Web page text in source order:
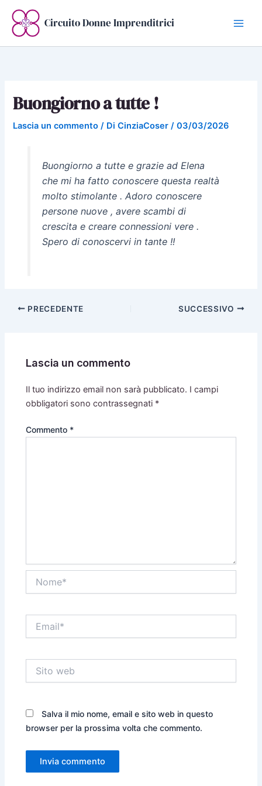
contenuto
Circuito Donne Imprenditrici
Buongiorno a tutte !
Lascia un commento / DiCinziaCoser/03/03/2026
Buongiorno a tutte e grazie ad Elena
che mi ha fatto conoscere questa realtà
molto stimolante . Adoro conoscere
persone nuove , avere scambi di
crescita e creare connessioni vere .
Spero di conoscervi in tante !!
PRECEDENTE SUCCESSIVO
Lascia un commento
Il tuo indirizzo email non sarà pubblicato. I campi
obbligatori sono contrassegnati *
Commento *
web
Salva il mio nome, email e sito web in questo
browser per la prossima volta che commento.